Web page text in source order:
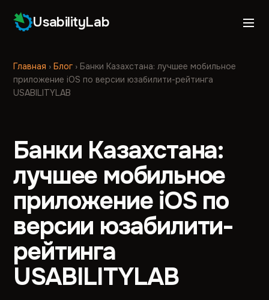
UsabilityLab
Главная ›Блог › Банки Казахстана: лучшее мобильное
приложение iOS по версии юзабилити-рейтинга
USABILITYLAB
Банки Казахстана:
лучшее мобильное
приложение iOS по
версии юзабилити-
рейтинга
USABILITYLAB